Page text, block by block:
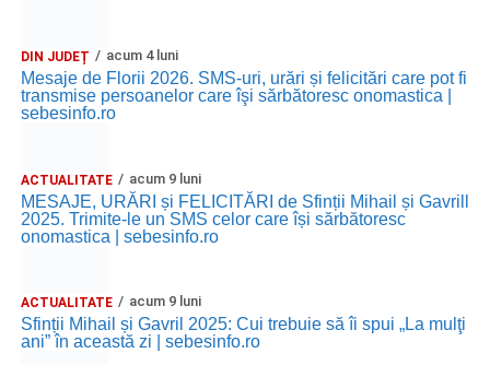
DIN JUDEȚ acum 4 luni
Mesaje de Florii 2026. SMS-uri, urări și felicitări care pot fi
transmise persoanelor care îşi sărbătoresc onomastica |
sebesinfo.ro
ACTUALITATE acum 9 luni
MESAJE, URĂRI și FELICITĂRI de Sfinții Mihail și Gavrill
2025. Trimite-le un SMS celor care își sărbătoresc
onomastica | sebesinfo.ro
ACTUALITATE acum 9 luni
Sfinții Mihail și Gavril 2025: Cui trebuie să îi spui „La mulţi
ani” în această zi | sebesinfo.ro